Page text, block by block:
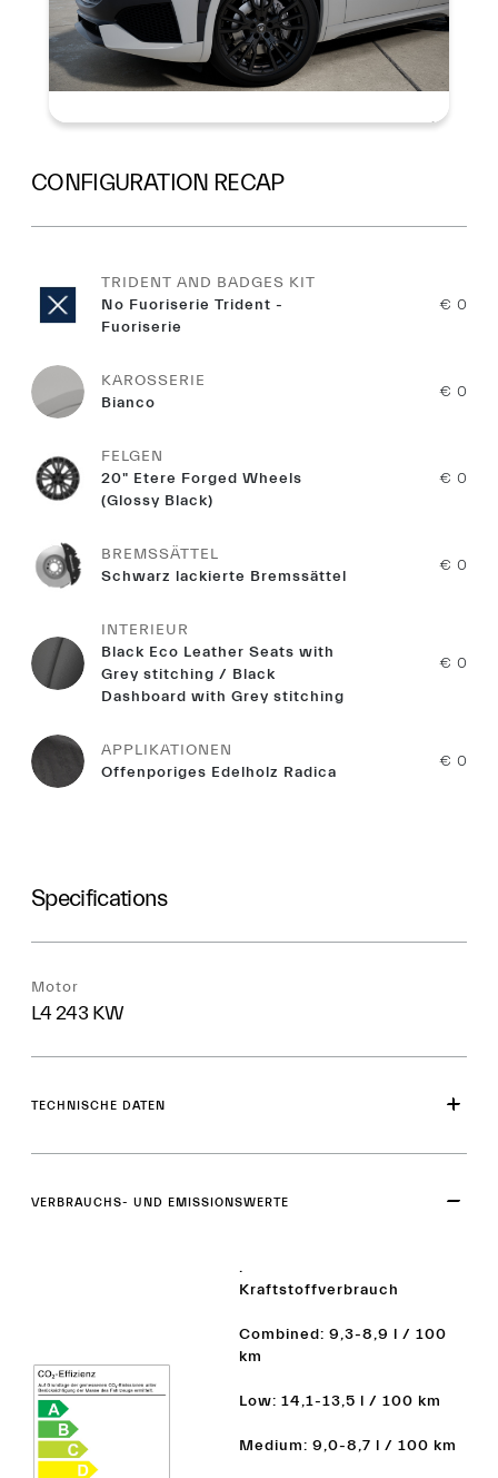
CONFIGURATION RECAP
TRIDENT AND BADGES KIT
No Fuoriserie Trident -
Fuoriserie
€ 0
KAROSSERIE
Bianco
€ 0
FELGEN
20" Etere Forged Wheels
(Glossy Black)
€ 0
BREMSSÄTTEL
Schwarz lackierte Bremssättel
€ 0
INTERIEUR
Black Eco Leather Seats with
Grey stitching / Black
Dashboard with Grey stitching
€ 0
APPLIKATIONEN
Offenporiges Edelholz Radica
€ 0
Specifications
Motor
L4 243 KW
TECHNISCHE DATEN
VERBRAUCHS- UND EMISSIONSWERTE
.
Kraftstoffverbrauch
Combined: 9,3-8,9 l / 100
km
Low: 14,1-13,5 l / 100 km
Medium: 9,0-8,7 l / 100 km